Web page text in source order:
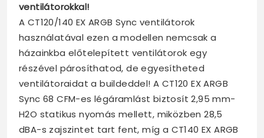
ventilátorokkal!
A CT120/140 EX ARGB Sync ventilátorok
használatával ezen a modellen nemcsak a
házainkba előtelepített ventilátorok egy
részével párosíthatod, de egyesítheted
ventilátoraidat a buildeddel! A CT120 EX ARGB
Sync 68 CFM-es légáramlást biztosít 2,95 mm-
H2O statikus nyomás mellett, miközben 28,5
dBA-s zajszintet tart fent, míg a CT140 EX ARGB